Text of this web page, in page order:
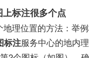
标注很多个点
地理位置的方法：举
标注服务中心的地内